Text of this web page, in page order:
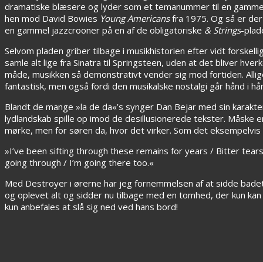
dramatiske blæsere og lyder som et temanummer til en
hen mod David Bowies Young Americansfra 1975. Og så er
en gammel jazzcrooner på en af de obligatoriske & Strings-
Selvom pladen griber tilbage i musikhistorien efter vidt
samle alt lige fra Sinatra til Springsteen, uden at det bliver
måde, musikken så demonstrativt vender sig mod fortiden.
fantastisk, men også fordi den musikalske nostalgi går hånd i
Blandt de mange »la de da«’s synger Dan Bejar med sin
lydlandskab spille op imod de desillusionerede tekster.
mørke, men for søren da, hvor det virker. Som det eksempelvis
»I’ve been sifting through these remains for years / Bitter
going through / I’m going there too.«
Med Destroyer i ørerne har jeg fornemmelsen af at sidde
og oplevet alt og sidder nu tilbage med en tomhed, der kun
kun anbefales at slå sig ned ved hans bord!